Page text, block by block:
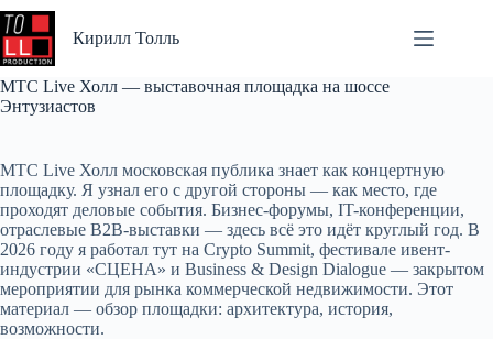
Перейти
к
Кирилл Толль
МТС Live Холл — выставочная площадка на шоссе
Энтузиастов
МТС Live Холл московская публика знает как концертную
площадку. Я узнал его с другой стороны — как место, где
проходят деловые события. Бизнес-форумы, IT-конференции,
отраслевые B2B-выставки — здесь всё это идёт круглый год. В
2026 году я работал тут на Crypto Summit, фестивале ивент-
индустрии «СЦЕНА» и Business & Design Dialogue — закрытом
мероприятии для рынка коммерческой недвижимости. Этот
материал — обзор площадки: архитектура, история,
возможности.